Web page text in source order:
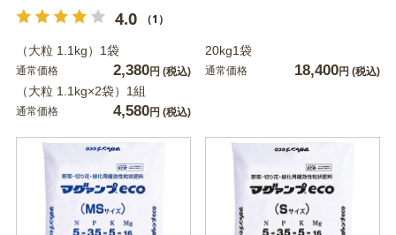
4.0 （1）
（大粒 1.1kg）1袋
通常価格 2,380円 (税込)
（大粒 1.1kg×2袋）1組
通常価格 4,580円 (税込)
20kg1袋
通常価格 18,400円 (税込)